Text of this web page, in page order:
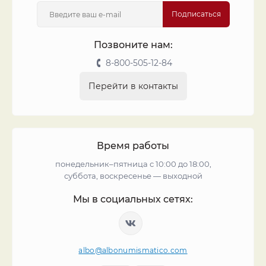
Подписаться
Позвоните нам:
8-800-505-12-84
Перейти в контакты
Время работы
понедельник–пятница с 10:00 до 18:00,
суббота, воскресенье — выходной
Мы в социальных сетях:
albo@albonumismatico.com